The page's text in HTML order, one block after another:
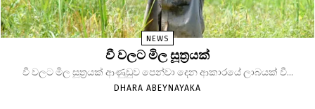
NEWS
වී වලට මිල සූත්‍රයක්
වී වලට මිල සූත්‍රයක් ආණුඩුව පෙන්වා දෙන ආකාරයේ ලාබයක් වී...
DHARA ABEYNAYAKA